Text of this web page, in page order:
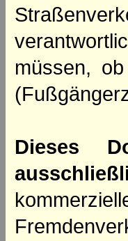
müssen,
Dieses